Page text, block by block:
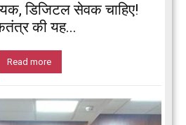
डिजिटल सेवक चाहिए!
की यह...
Read more